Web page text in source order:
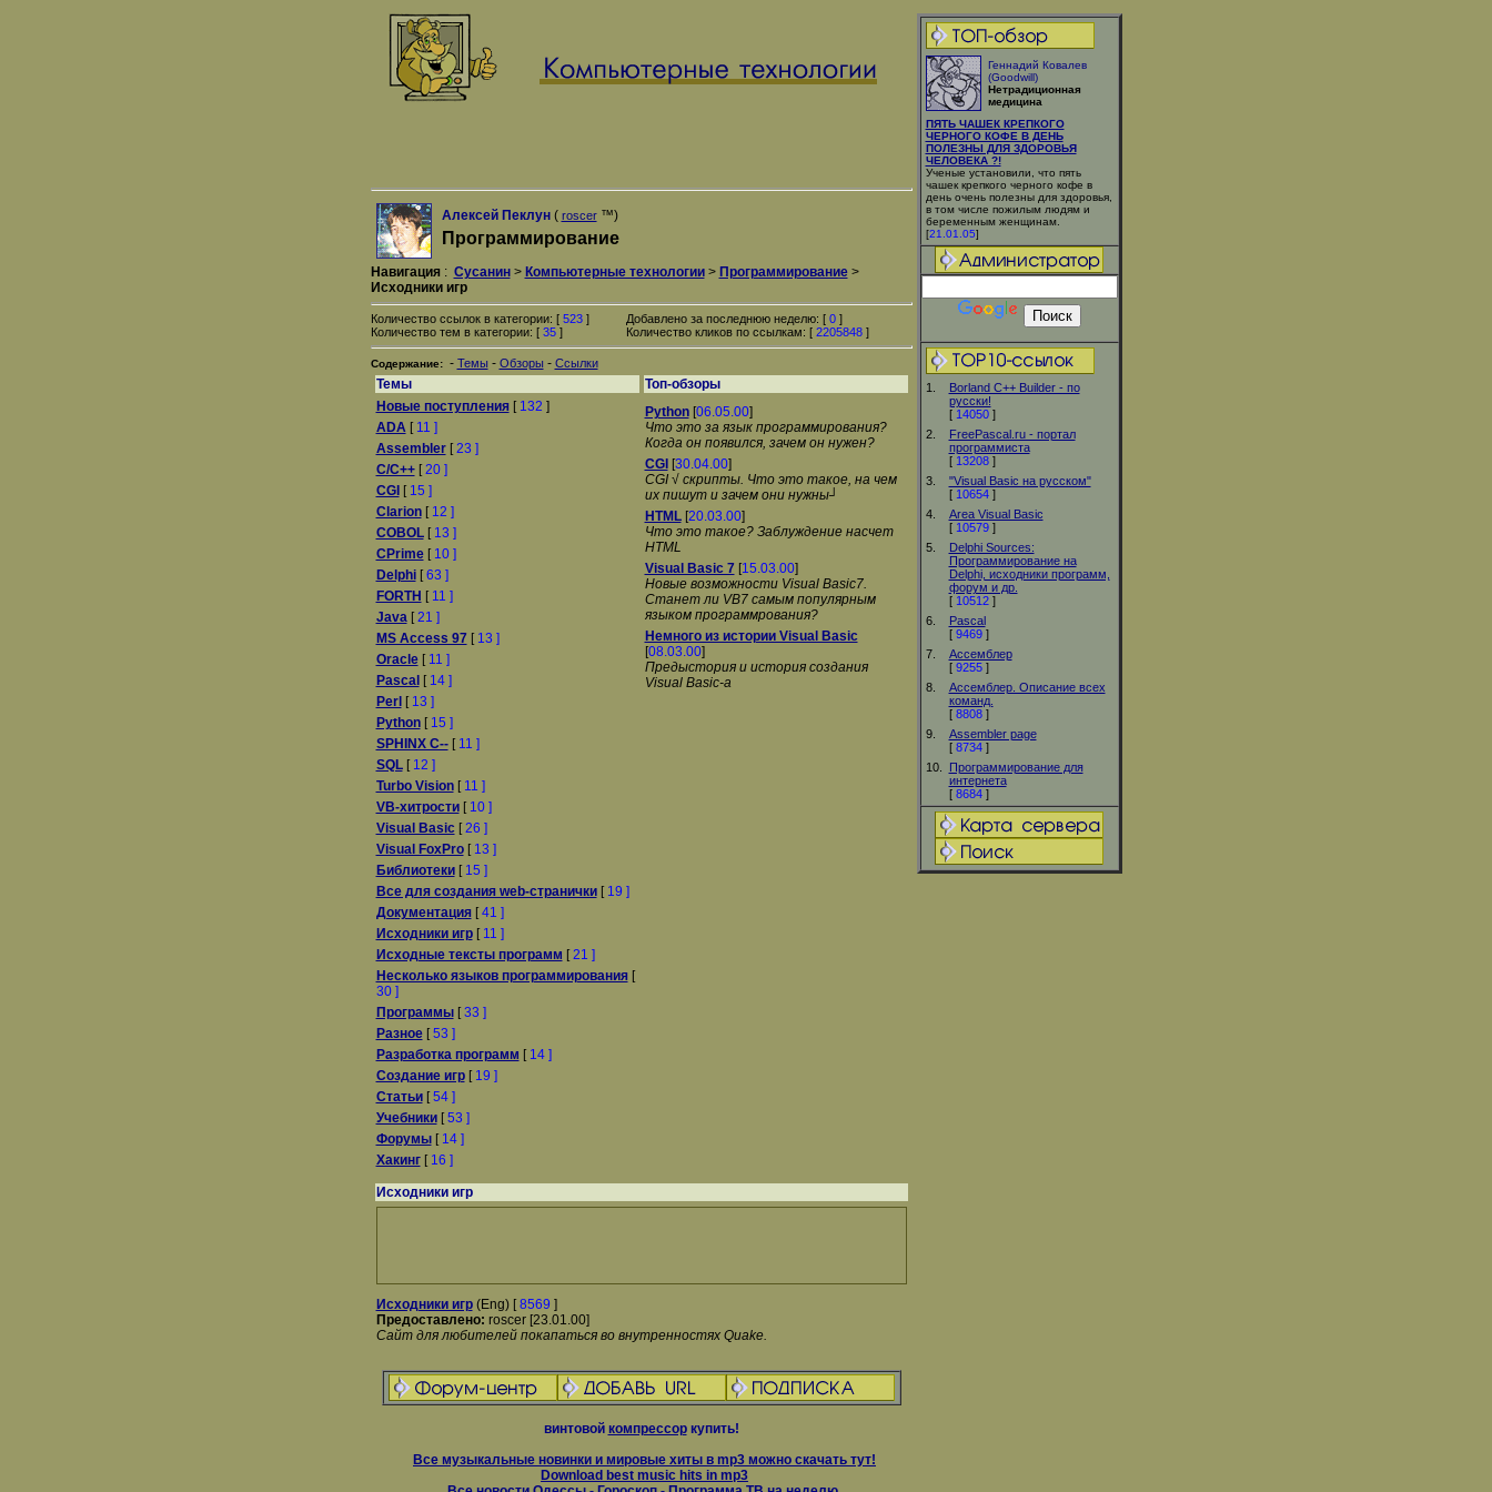
Геннадий Ковалев
(Goodwill)
Нетрадиционная
медицина
ПЯТЬ ЧАШЕК КРЕПКОГО
ЧЕРНОГО КОФЕ В ДЕНЬ
ПОЛЕЗНЫ ДЛЯ ЗДОРОВЬЯ
ЧЕЛОВЕКА ?!
Ученые установили, что пять
чашек крепкого черного кофе в
день очень полезны для здоровья,
в том числе пожилым людям и
беременным женщинам.
[21.01.05]
1.
Borland C++ Builder - по
русски!
[ 14050]
2.
FreePascal.ru - портал
программиста
[ 13208]
3.
"Visual Basic на русском"
[ 10654]
4.
Area Visual Basic
[ 10579]
5.
Delphi Sources:
Программирование на
Delphi, исходники программ,
форум и др.
[ 10512]
6.
Pascal
[ 9469]
7.
Ассемблер
[ 9255]
8.
Ассемблер. Описание всех
команд.
[ 8808]
9.
Assembler page
[ 8734]
10.
Программирование для
интернета
[ 8684]
Алексей Пеклун( roscer™)
Программирование
Навигация: Сусанин> Компьютерные технологии> Программирование>
Исходники игр
Количество ссылок в категории: [ 523]
Количество тем в категории: [ 35]
Добавлено за последнюю неделю: [ 0]
Количество кликов по ссылкам: [ 2205848]
Содержание: - Темы - Обзоры - Ссылки
Темы
Топ-обзоры
Новые поступления[ 132 ]
ADA[ 11 ]
Assembler[23 ]
C/C++[20 ]
CGI [ 15 ]
Clarion[ 12 ]
COBOL[ 13 ]
CPrime[ 10 ]
Delphi[63 ]
FORTH [ 11 ]
Java[21 ]
MS Access 97 [ 13 ]
Oracle[ 11 ]
Pascal [ 14 ]
Perl [ 13 ]
Python[ 15 ]
SPHINX C--[ 11 ]
SQL[ 12 ]
Turbo Vision[ 11 ]
VB-хитрости[ 10 ]
Visual Basic[26 ]
Visual FoxPro[ 13 ]
Библиотеки[ 15 ]
Все для создания web-странички[ 19 ]
Документация[41 ]
Исходники игр[ 11 ]
Исходные тексты программ [21 ]
Несколько языков программирования[
30 ]
Программы[33 ]
Разное[53 ]
Разработка программ [ 14 ]
Создание игр[ 19 ]
Статьи[54 ]
Учебники[53 ]
Форумы[ 14 ]
Хакинг[ 16 ]
Python[06.05.00]
Что это за язык программирования?
Когда он появился, зачем он нужен?
CGI [30.04.00]
CGI √ скрипты. Что это такое, на чем
их пишут и зачем они нужны┘
HTML[20.03.00]
Что это такое? Заблуждение насчет
HTML
Visual Basic 7 [15.03.00]
Новые возможности Visual Basic7.
Станет ли VB7 самым популярным
языком программрования?
Немного из истории Visual Basic
[08.03.00]
Предыстория и история создания
Visual Basic-a
Исходники игр
Исходники игр(Eng) [8569 ]
Предоставлено: roscer [23.01.00]
Сайт для любителей покапаться во внутренностях Quake.
винтовой компрессоркупить!
Все музыкальные новинки и мировые хиты в mp3 можно скачать тут!
Download best music hits in mp3